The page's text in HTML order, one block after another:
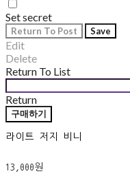
Set secret
Return To Post Save
Edit
Delete
Return To List
Return
구매하기
라이트 저지 비니
13,000원